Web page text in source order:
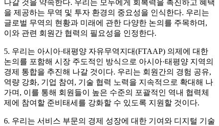
나갈 것을 약속한다. 우리는 모두에게 회복력을 촉진하고 혜택
을 제공하는 무역 및 투자 환경의 중요성을 인식한다. 우리는
글로벌 무역의 현황과 미래에 관한 다양한 논의를 주목하며,
이와 관련 회원간 협력의 필요성을 인정한다.
5. 우리는 아시아·태평양 자유무역지대(FTAAP) 의제에 대한
논의를 포함해 시장 주도적인 방식으로 아시아·태평양 지역의
경제 통합을 추진해 나갈 것이다. 우리는 회원간의 경험 공유,
역량 강화, 기업 참여, 기술 협력 노력을 지속적으로 확대해 나
가며, 이를 통해 회원들이 높은 수준의 포괄적인 역내 협력체
제에 참여할 준비태세를 강화할 수 있도록 지원할 것이다.
6. 우리는 서비스 부문의 경제 성장에 대한 기여와 디지털 기술